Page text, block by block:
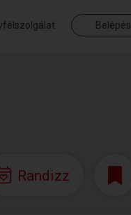
Belépés
Randizz